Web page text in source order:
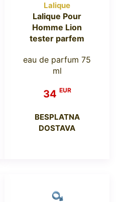
Lalique
Lalique Pour
Homme Lion
tester parfem
eau de parfum 75
ml
34 EUR
BESPLATNA
DOSTAVA